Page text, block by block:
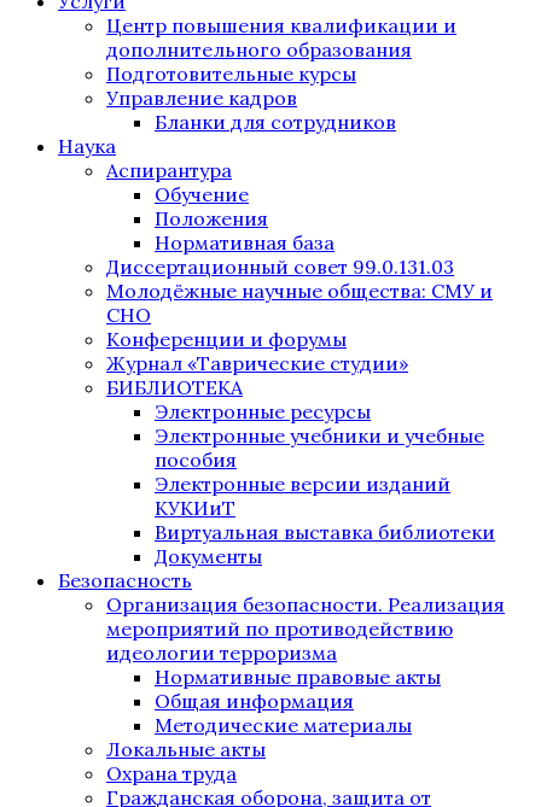
Центр повышения квалификации и
дополнительного образования
Подготовительные курсы
Управление кадров
Бланки для сотрудников
Наука
Аспирантура
Обучение
Положения
Нормативная база
Диссертационный совет 99.0.131.03
Молодёжные научные общества: СМУ и
СНО
Конференции и форумы
Журнал «Таврические студии»
БИБЛИОТЕКА
Электронные ресурсы
Электронные учебники и учебные
пособия
Электронные версии изданий
КУКИиТ
Виртуальная выставка библиотеки
Документы
Безопасность
Организация безопасности. Реализация
мероприятий по противодействию
идеологии терроризма
Нормативные правовые акты
Общая информация
Методические материалы
Локальные акты
Охрана труда
Гражданская оборона, защита от